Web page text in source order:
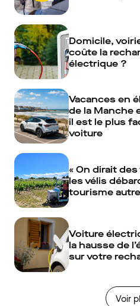
Domicile,
coûte la
électrique ?
Vacances en
de la Manche
il est le plus
voiture
« On dirait
les vélis
tourisme
Voiture
la hausse de
sur votre
Voir